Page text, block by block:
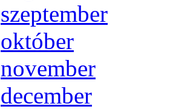
szep­tem­ber
ok­tó­ber
no­vem­ber
de­cem­ber